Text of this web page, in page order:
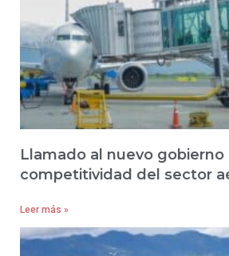
Llamado al nuevo
competitividad del sector
Leer más »